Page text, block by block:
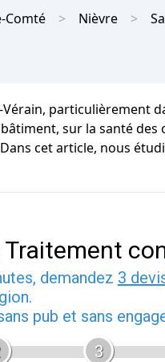
Comté Nièvre
particulièrement
sur la santé
cet article, nous
Traitement
demandez 3
pub et sans
3